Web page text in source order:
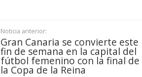
Noticia anterior:
Gran Canaria se convierte este
fin de semana en la capital del
fútbol femenino con la final de
la Copa de la Reina